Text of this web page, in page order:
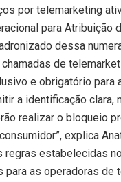
por telemarketing
para Atribuição
dessa
de
e obrigatório
a identificação clara,
realizar o bloqueio
explica
regras estabelecidas
as operadoras